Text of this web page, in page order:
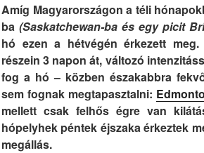
Amíg Magyarországon a téli
ba (Saskatchewan-ba és egy picit
hó ezen a hétvégén érkezett
részein 3 napon át, változó
fog a hó – közben északabbra
sem fognak megtapasztalni:
mellett csak felhős égre van
hópelyhek péntek éjszaka érkeztek
megállás.